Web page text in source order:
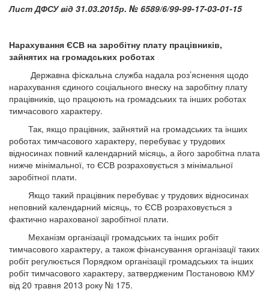
Лист ДФСУ від 31.03.2015р. № 6589/6/99-99-17-03-01-15
Нарахування ЄСВ на заробітну плату працівників,
зайнятих на громадських роботах
Державна фіскальна служба надала роз’яснення щодо
нарахування єдиного соціального внеску на заробітну плату
працівників, що працюють на громадських та інших роботах
тимчасового характеру.
Так, якщо працівник, зайнятий на громадських та інших
роботах тимчасового характеру, перебуває у трудових
відносинах повний календарний місяць, а його заробітна плата
нижче мінімальної, то ЄСВ розраховується з мінімальної
заробітної плати.
Якщо такий працівник перебуває у трудових відносинах
неповний календарний місяць, то ЄСВ розраховується з
фактично нарахованої заробітної плати.
Механізм організації громадських та інших робіт
тимчасового характеру, а також фінансування організації таких
робіт регулюється Порядком організації громадських та інших
робіт тимчасового характеру, затвердженим Постановою КМУ
від 20 травня 2013 року № 175.